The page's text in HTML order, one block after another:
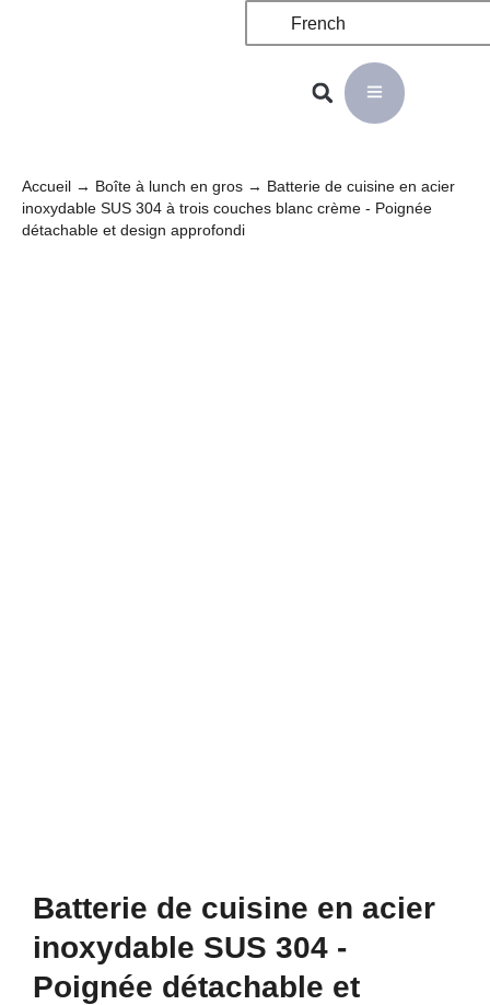
French
Accueil → Boîte à lunch en gros → Batterie de cuisine en acier
inoxydable SUS 304 à trois couches blanc crème - Poignée
détachable et design approfondi
Batterie de cuisine en acier
inoxydable SUS 304 -
Poignée détachable et